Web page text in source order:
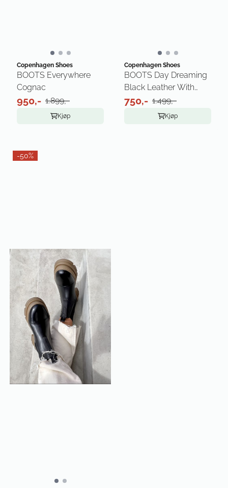
Copenhagen Shoes
BOOTS Everywhere
Cognac
950,- 1.899,-
Kjøp
Copenhagen Shoes
BOOTS Day Dreaming
Black Leather With
Army Sole
750,- 1.499,-
Kjøp
-50%